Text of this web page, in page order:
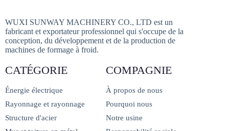
WUXI SUNWAY MACHINERY CO., LTD est un
fabricant et exportateur professionnel qui s'occupe de la
conception, du développement et de la production de
machines de formage à froid.
CATÉGORIE
Énergie électrique
Rayonnage et rayonnage
Structure d'acier
COMPAGNIE
À propos de nous
Pourquoi nous
Notre usine